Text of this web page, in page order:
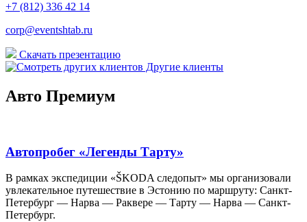
+7 (812) 336 42 14
corp@eventshtab.ru
Скачать презентацию
Другие клиенты
Авто Премиум
Автопробег «Легенды Тарту»
В рамках экспедиции «ŠKODA следопыт» мы организовали
увлекательное путешествие в Эстонию по маршруту: Санкт-
Петербург — Нарва — Раквере — Тарту — Нарва — Санкт-
Петербург.